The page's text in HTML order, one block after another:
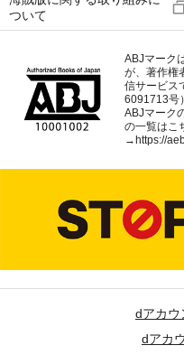
ついて
ABJマーク
が、著作権
信サービス
6091713号
ABJマーク
の一覧はこ
→https://
dアカウ
dアカ